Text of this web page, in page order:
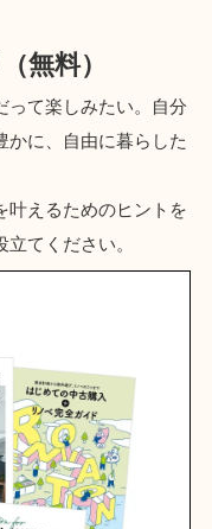
無料）
って楽しみたい。自分
かに、自由に暮らした
叶えるためのヒントを
てください。